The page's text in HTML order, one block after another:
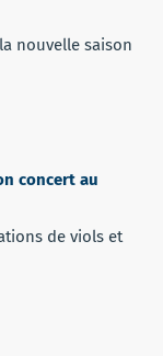
nouvelle saison
concert au
de viols et